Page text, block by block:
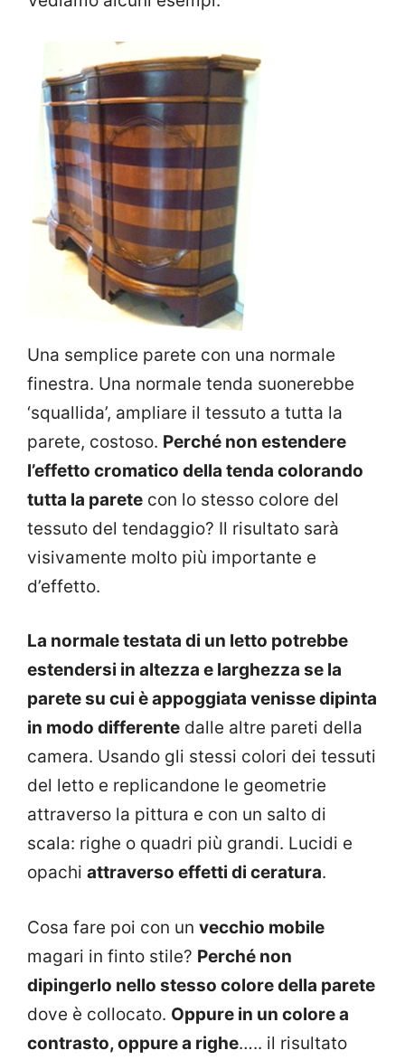
Una semplice parete con una normale
finestra. Una normale tenda suonerebbe
‘squallida’, ampliare il tessuto a tutta la
parete, costoso. Perché non estendere
l’effetto cromatico della tenda colorando
tutta la parete con lo stesso colore del
tessuto del tendaggio? Il risultato sarà
visivamente molto più importante e
d’effetto.
La normale testata di un letto potrebbe
estendersi in altezza e larghezza se la
parete su cui è appoggiata venisse dipinta
in modo differente dalle altre pareti della
camera. Usando gli stessi colori dei tessuti
del letto e replicandone le geometrie
attraverso la pittura e con un salto di
scala: righe o quadri più grandi. Lucidi e
opachi attraverso effetti di ceratura.
Cosa fare poi con un vecchio mobile
magari in finto stile? Perché non
dipingerlo nello stesso colore della parete
dove è collocato. Oppure in un colore a
contrasto, oppure a righe….. il risultato